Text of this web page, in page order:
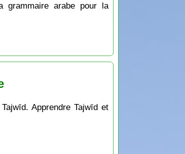
grammaire arabe pour la
Apprendre Tajwīd et